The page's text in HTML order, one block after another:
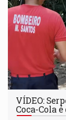
VÍDEO:
Coca-Cola